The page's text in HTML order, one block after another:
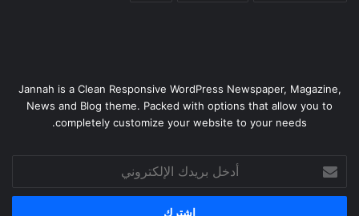
Jannah is a Clean Responsive WordPress Newspaper, Magazine,
News and Blog theme. Packed with options that allow you to
completely customize your website to your needs.
أدخل
بريدك
الإلكتروني